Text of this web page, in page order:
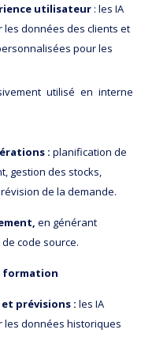
utilisateur : les IA
données des clients et
pour les
utilisé en interne
:planification de
gestion des stocks,
de la demande.
en générant
code source.
formation
prévisions : les IA
les données historiques